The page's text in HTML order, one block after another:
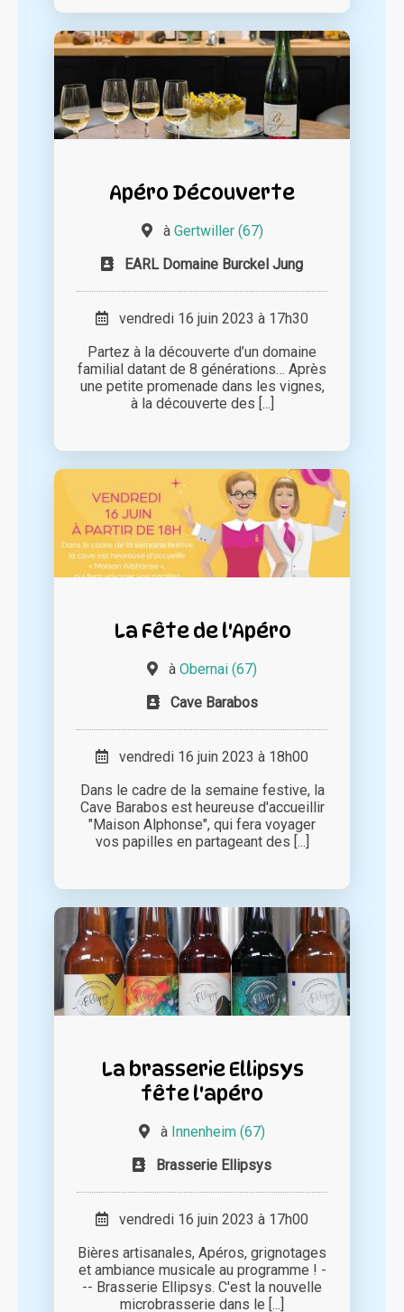
Apéro Découverte
à Gertwiller (67)
EARL Domaine Burckel Jung
vendredi 16 juin 2023 à 17h30
Partez à la découverte d’un domaine
familial datant de 8 générations… Après
une petite promenade dans les vignes,
à la découverte des [...]
La Fête de l'Apéro
à Obernai (67)
Cave Barabos
vendredi 16 juin 2023 à 18h00
Dans le cadre de la semaine festive, la
Cave Barabos est heureuse d'accueillir
"Maison Alphonse", qui fera voyager
vos papilles en partageant des [...]
La brasserie Ellipsys
fête l'apéro
à Innenheim (67)
Brasserie Ellipsys
vendredi 16 juin 2023 à 17h00
Bières artisanales, Apéros, grignotages
et ambiance musicale au programme ! -
-- Brasserie Ellipsys. C'est la nouvelle
microbrasserie dans le [...]